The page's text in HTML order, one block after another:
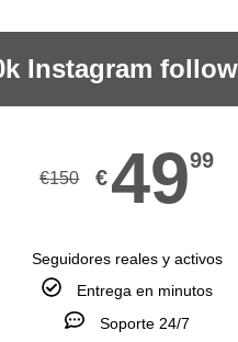
Instagram
€150 €4999
Seguidores reales y activos
Entrega en minutos
Soporte 24/7